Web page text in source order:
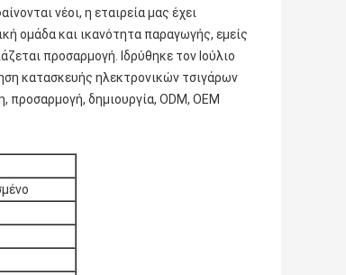
νέοι, η εταιρεία μας έχει
ομάδα και ικανότητα παραγωγής, εμείς
προσαρμογή. Ιδρύθηκε τον Ιούλιο
κατασκευής ηλεκτρονικών τσιγάρων
προσαρμογή, δημιουργία, ODM, OEM